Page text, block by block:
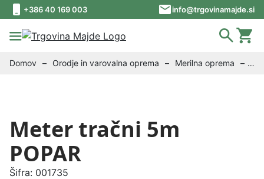
Skip to content
Skip to footer
+386 40 169 003 info@trgovinamajde.si
Domov – Orodje in varovalna oprema – Merilna oprema
–
Meter tračni 5m
POPAR
Šifra: 001735